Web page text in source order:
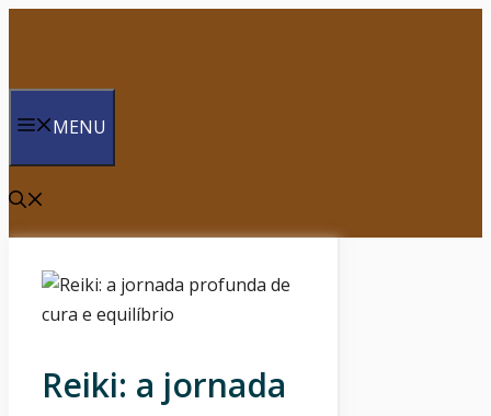
MENU
Reiki: a jornada